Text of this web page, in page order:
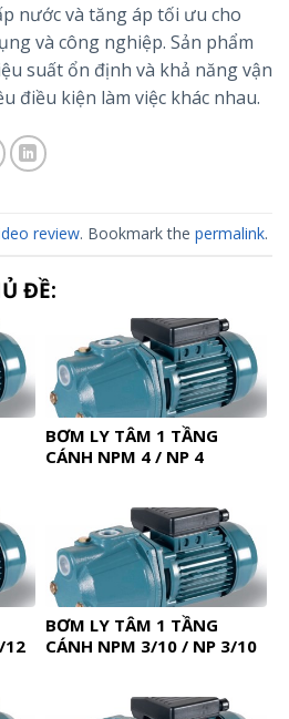
nước và tăng áp tối ưu cho
và công nghiệp. Sản phẩm
suất ổn định và khả năng vận
điều kiện làm việc khác nhau.
review. Bookmark the permalink.
ĐỀ:
BƠM LY TÂM 1 TẦNG
CÁNH NPM 4 / NP 4
12
BƠM LY TÂM 1 TẦNG
CÁNH NPM 3/10 / NP 3/10